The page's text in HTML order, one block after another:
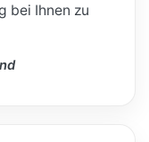
bei Ihnen zu